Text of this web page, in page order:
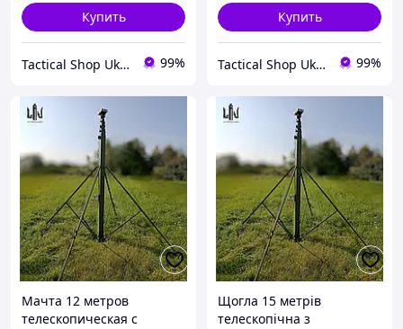
Купить
Tactical Shop Ukraine 99%
Купить
Tactical Shop Ukraine 99%
Мачта 12 метров
телескопическая с
Щогла 15 метрів
телескопічна з